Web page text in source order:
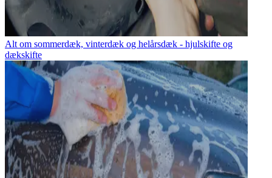
Alt om sommerdæk, vinterdæk og helårsdæk - hjulskifte og
dækskifte